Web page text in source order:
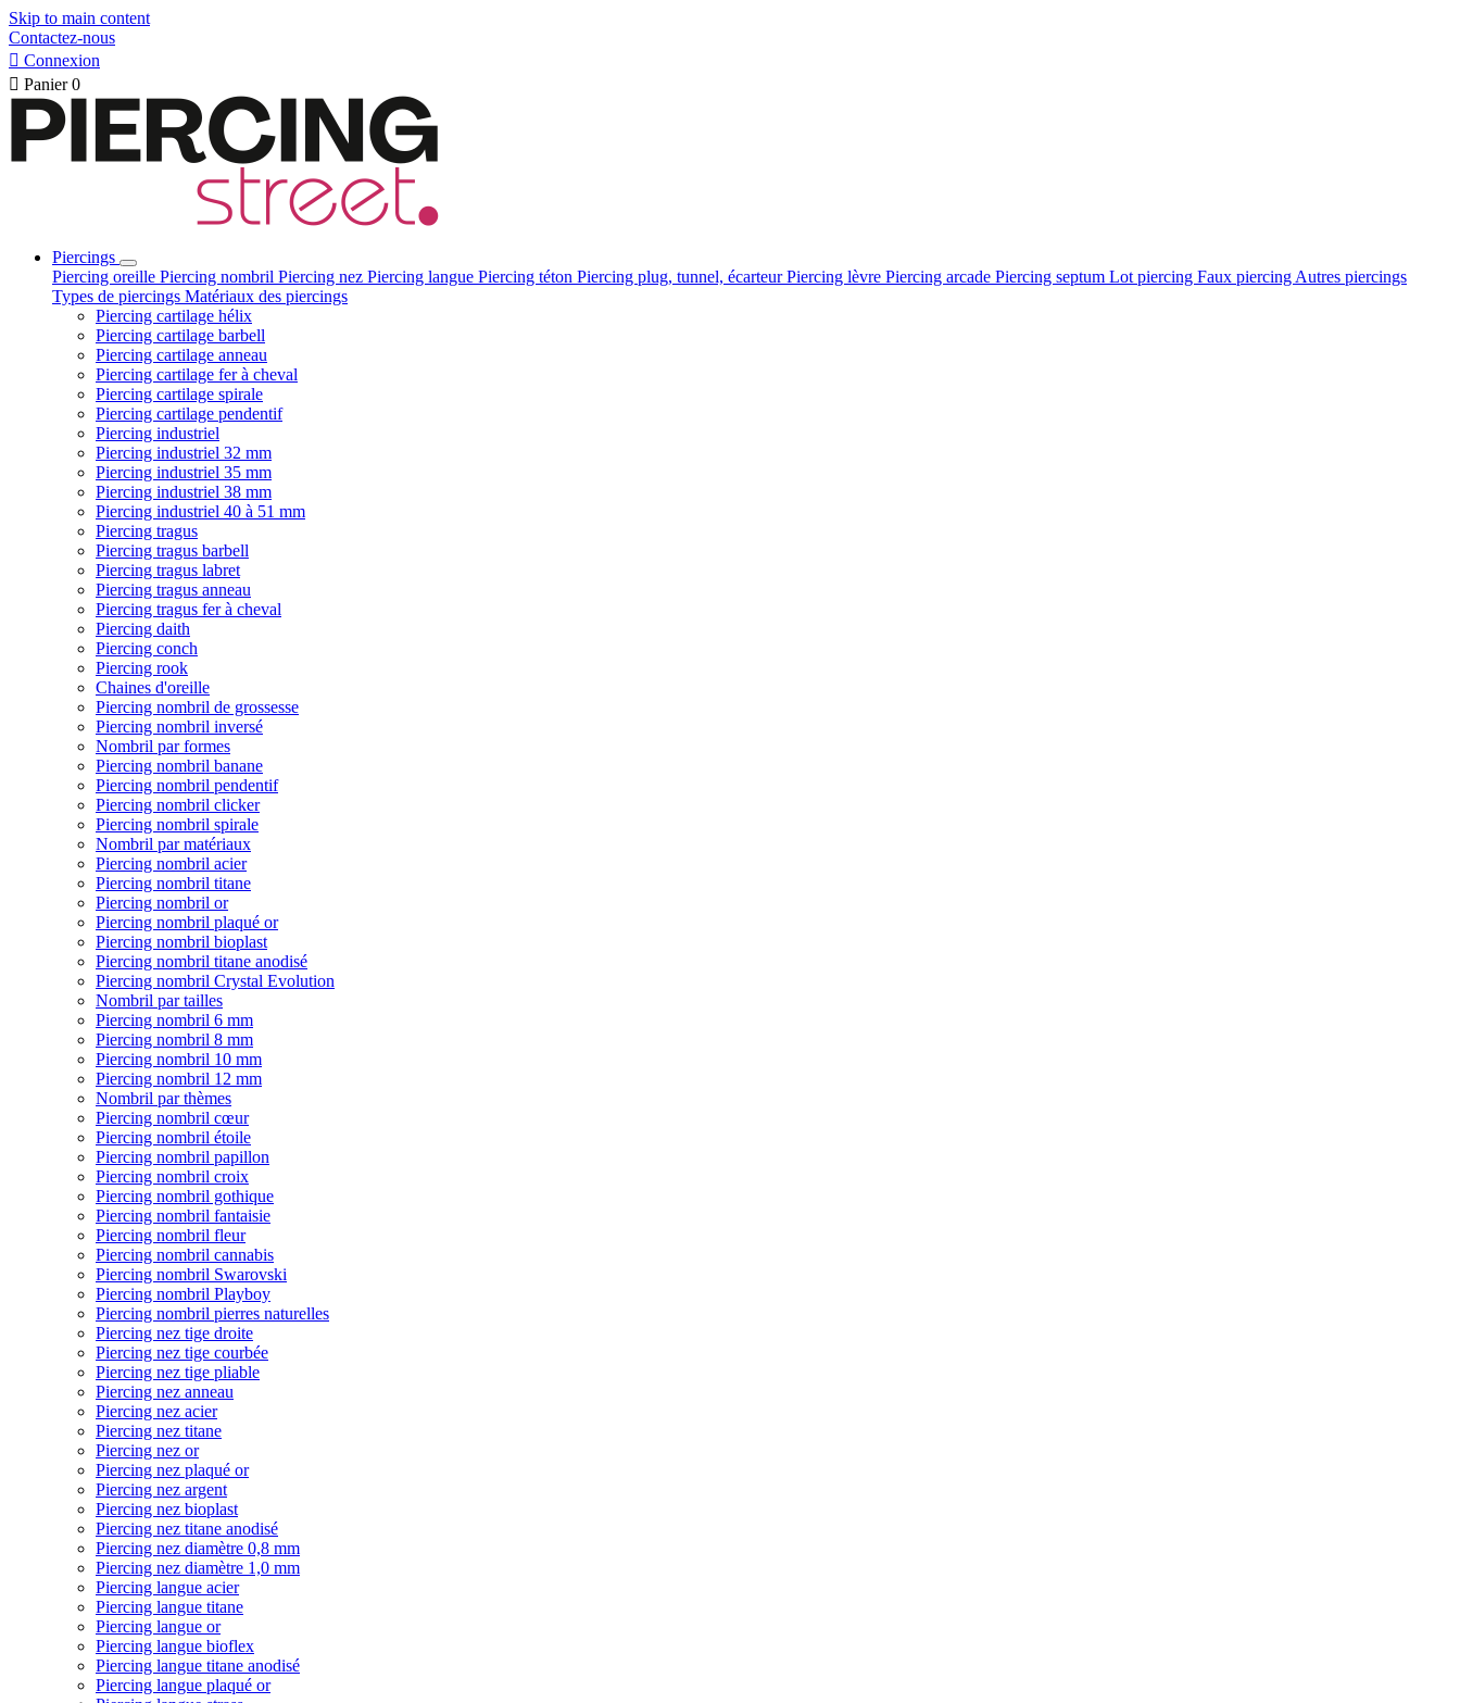
Skip to main content
Contactez-nous
 Connexion
 Panier 0
Piercings
Piercing oreille Piercing nombril Piercing nez Piercing langue Piercing téton Piercing plug, tunnel, écarteurPiercing lèvre Piercing arcade Piercing septum Lot piercing Faux piercing Autres piercings
Types de piercings Matériaux des piercings
Piercing cartilage hélix
Piercing cartilage barbell
Piercing cartilage anneau
Piercing cartilage fer à cheval
Piercing cartilage spirale
Piercing cartilage pendentif
Piercing industriel
Piercing industriel 32 mm
Piercing industriel 35 mm
Piercing industriel 38 mm
Piercing industriel 40 à 51 mm
Piercing tragus
Piercing tragus barbell
Piercing tragus labret
Piercing tragus anneau
Piercing tragus fer à cheval
Piercing daith
Piercing conch
Piercing rook
Chaines d'oreille
Piercing nombril de grossesse
Piercing nombril inversé
Nombril par formes
Piercing nombril banane
Piercing nombril pendentif
Piercing nombril clicker
Piercing nombril spirale
Nombril par matériaux
Piercing nombril acier
Piercing nombril titane
Piercing nombril or
Piercing nombril plaqué or
Piercing nombril bioplast
Piercing nombril titane anodisé
Piercing nombril Crystal Evolution
Nombril par tailles
Piercing nombril 6 mm
Piercing nombril 8 mm
Piercing nombril 10 mm
Piercing nombril 12 mm
Nombril par thèmes
Piercing nombril cœur
Piercing nombril étoile
Piercing nombril papillon
Piercing nombril croix
Piercing nombril gothique
Piercing nombril fantaisie
Piercing nombril fleur
Piercing nombril cannabis
Piercing nombril Swarovski
Piercing nombril Playboy
Piercing nombril pierres naturelles
Piercing nez tige droite
Piercing nez tige courbée
Piercing nez tige pliable
Piercing nez anneau
Piercing nez acier
Piercing nez titane
Piercing nez or
Piercing nez plaqué or
Piercing nez argent
Piercing nez bioplast
Piercing nez titane anodisé
Piercing nez diamètre 0,8 mm
Piercing nez diamètre 1,0 mm
Piercing langue acier
Piercing langue titane
Piercing langue or
Piercing langue bioflex
Piercing langue titane anodisé
Piercing langue plaqué or